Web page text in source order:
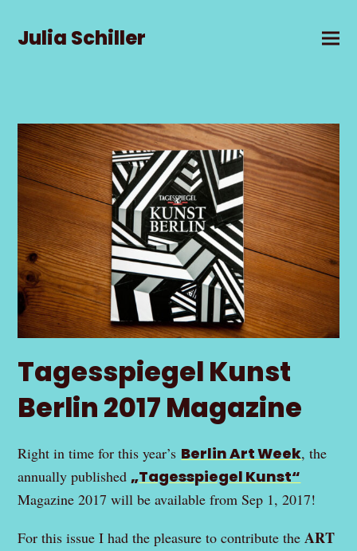
Julia Schiller
Tagesspiegel Kunst
Berlin 2017 Magazine
Right in time for this year’s Berlin Art Week, the
annually published „Tagesspiegel Kunst“
Magazine 2017 will be available from Sep 1, 2017!
For this issue I had the pleasure to contribute the ART